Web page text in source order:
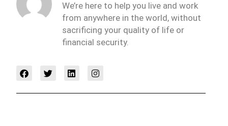
We’re here to help you live and work
from anywhere in the world, without
sacrificing your quality of life or
financial security.
F
a
e
T
w
t
L
i
k
I
n
t